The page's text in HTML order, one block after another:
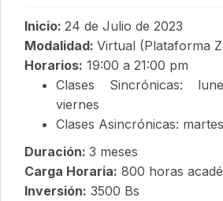
Inicio: 24 de Julio de 2023
Modalidad: Virtual (Plataforma
Horarios: 19:00 a 21:00 pm
Clases Sincrónicas:
viernes
Clases Asincrónicas:
Duración: 3 meses
Carga Horaria: 800 horas
Inversión: 3500 Bs